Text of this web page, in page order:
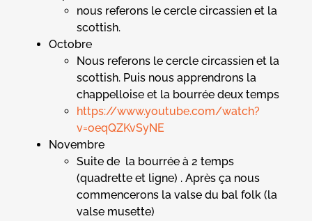
nous referons le cercle circassien et la
scottish.
Octobre
Nous referons le cercle circassien et la
scottish. Puis nous apprendrons la
chappelloise et la bourrée deux temps
https://www.youtube.com/watch?
v=oeqQZKvSyNE
Novembre
Suite de la bourrée à 2 temps
(quadrette et ligne) . Après ça nous
commencerons la valse du bal folk (la
valse musette)